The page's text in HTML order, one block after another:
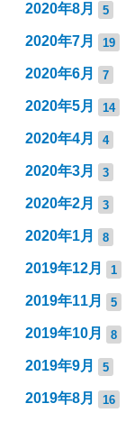
2020年8月 5
2020年7月 19
2020年6月 7
2020年5月 14
2020年4月 4
2020年3月 3
2020年2月 3
2020年1月 8
2019年12月 1
2019年11月 5
2019年10月 8
2019年9月 5
2019年8月 16